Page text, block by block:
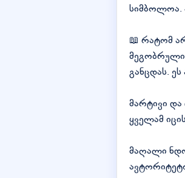
სიმბოლოა.
📖 რატომ
მეგობრული
განცდას.
მარტივი
ყველამ
მაღალი